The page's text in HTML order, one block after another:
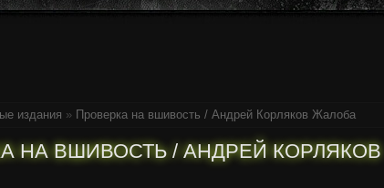
издания » Проверка на вшивость / Андрей Корляков Жалоба
НА ВШИВОСТЬ / АНДРЕЙ КОРЛЯКОВ